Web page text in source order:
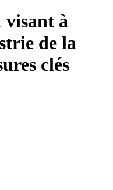
visant à
de la
clés